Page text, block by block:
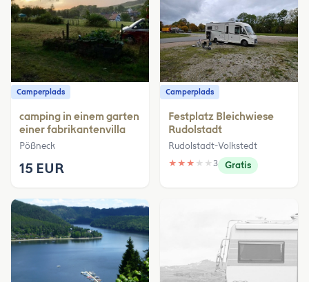
Camperplads
camping in einem garten
einer fabrikantenvilla
Pößneck
15 EUR
Camperplads
Festplatz Bleichwiese
Rudolstadt
Rudolstadt-Volkstedt
★ ★ ★ ★ ★ 3 Gratis